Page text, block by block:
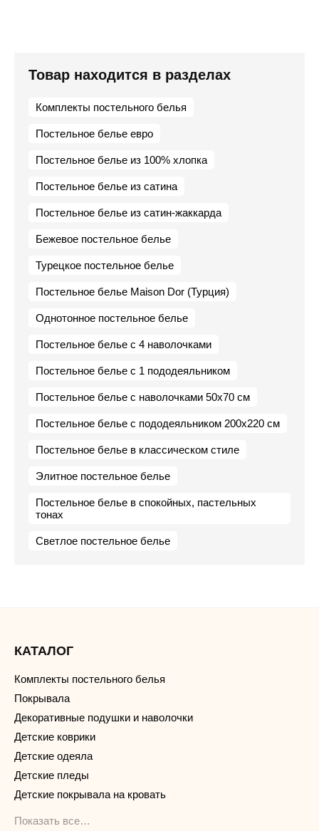
Товар находится в разделах
Комплекты постельного белья
Постельное белье евро
Постельное белье из 100% хлопка
Постельное белье из сатина
Постельное белье из сатин-жаккарда
Бежевое постельное белье
Турецкое постельное белье
Постельное белье Maison Dor (Турция)
Однотонное постельное белье
Постельное белье с 4 наволочками
Постельное белье с 1 пододеяльником
Постельное белье с наволочками 50х70 см
Постельное белье с пододеяльником 200х220 см
Постельное белье в классическом стиле
Элитное постельное белье
Постельное белье в спокойных, пастельных
тонах
Светлое постельное белье
КАТАЛОГ
Комплекты постельного белья
Покрывала
Декоративные подушки и наволочки
Детские коврики
Детские одеяла
Детские пледы
Детские покрывала на кровать
Показать все…